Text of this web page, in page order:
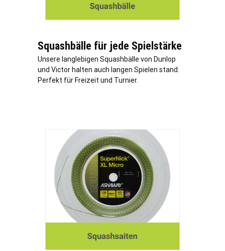
Squashbälle für jede Spielstärke
Unsere langlebigen Squashbälle von Dunlop
und Victor halten auch langen Spielen stand.
Perfekt für Freizeit und Turnier.